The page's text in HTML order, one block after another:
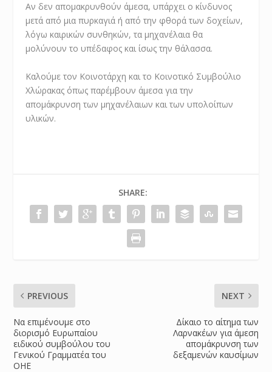
Αν δεν απομακρυνθούν άμεσα, υπάρχει ο κίνδυνος
μετά από μια πυρκαγιά ή από την φθορά των δοχείων,
λόγω καιρικών συνθηκών, τα μηχανέλαια θα
μολύνουν το υπέδαφος και ίσως την θάλασσα.
Καλούμε τον Κοινοτάρχη και το Κοινοτικό Συμβούλιο
Χλώρακας όπως παρέμβουν άμεσα για την
απομάκρυνση των μηχανέλαιων και των υπολοίπων
υλικών.
SHARE:
PREVIOUS
Να επιμένουμε στο
διορισμό Ευρωπαίου
ειδικού συμβούλου του
Γενικού Γραμματέα του
ΟΗΕ
NEXT
Δίκαιο το αίτημα των
Λαρνακέων για άμεση
απομάκρυνση των
δεξαμενών καυσίμων